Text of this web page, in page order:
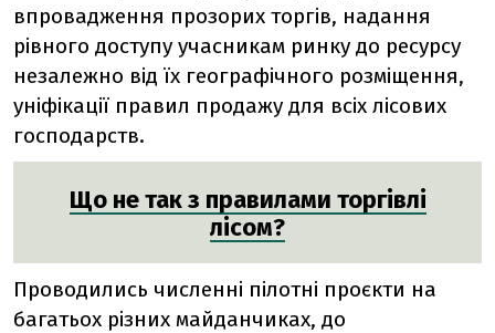
впровадження прозорих торгів, надання
рівного доступу учасникам ринку до ресурсу
незалежно від їх географічного розміщення,
уніфікації правил продажу для всіх лісових
господарств.
Що не так з правилами торгівлі
лісом?
Проводились численні пілотні проєкти на
багатьох різних майданчиках, до